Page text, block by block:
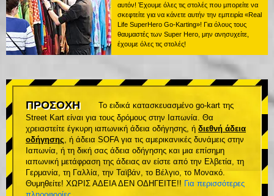
αυτόν! Έχουμε όλες τις στολές που μπορείτε να
σκεφτείτε για να κάνετε αυτήν την εμπειρία «Real
Life SuperHero Go-Karting»! Για όλους τους
θαυμαστές των Super Hero, μην ανησυχείτε,
έχουμε όλες τις στολές!
ΠΡΟΣΟΧΗ
Το ειδικά κατασκευασμένο go-kart της
Street Kart είναι για τους δρόμους στην Ιαπωνία. Θα
χρειαστείτε έγκυρη ιαπωνική άδεια οδήγησης, ή διεθνή άδεια
οδήγησης, ή άδεια SOFA για τις αμερικανικές δυνάμεις στην
Ιαπωνία, ή τη δική σας άδεια οδήγησης και μια επίσημη
ιαπωνική μετάφραση της άδειας αν είστε από την Ελβετία, τη
Γερμανία, τη Γαλλία, την Ταϊβάν, το Βέλγιο, το Μονακό.
Θυμηθείτε! ΧΩΡΙΣ ΑΔΕΙΑ ΔΕΝ ΟΔΗΓΕΙΤΕ!! Για περισσότερες